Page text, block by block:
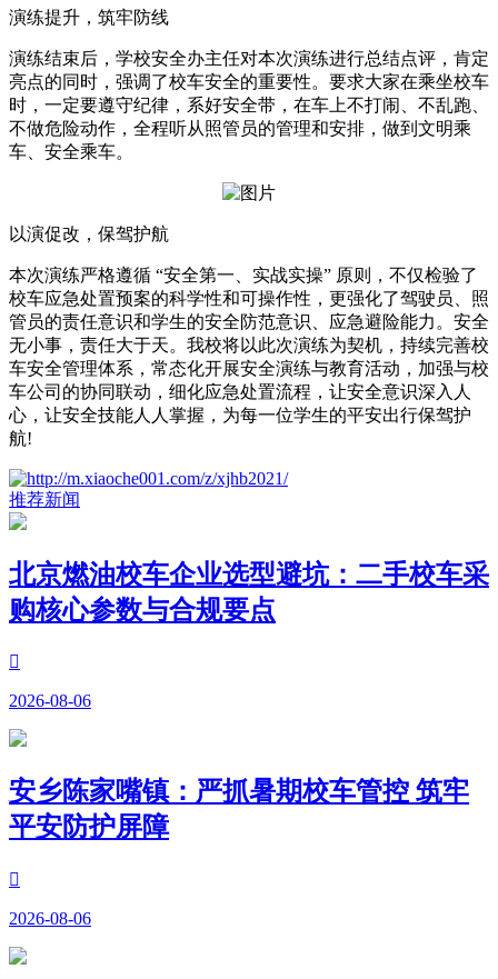
演练提升，筑牢防线
演练结束后，学校安全办主任对本次演练进行总结点评，肯定
亮点的同时，强调了校车安全的重要性。要求大家在乘坐校车
时，一定要遵守纪律，系好安全带，在车上不打闹、不乱跑、
不做危险动作，全程听从照管员的管理和安排，做到文明乘
车、安全乘车。
以演促改，保驾护航
本次演练严格遵循 “安全第一、实战实操” 原则，不仅检验了
校车应急处置预案的科学性和可操作性，更强化了驾驶员、照
管员的责任意识和学生的安全防范意识、应急避险能力。安全
无小事，责任大于天。我校将以此次演练为契机，持续完善校
车安全管理体系，常态化开展安全演练与教育活动，加强与校
车公司的协同联动，细化应急处置流程，让安全意识深入人
心，让安全技能人人掌握，为每一位学生的平安出行保驾护
航!
推荐新闻
北京燃油校车企业选型避坑：二手校车采
购核心参数与合规要点

2026-08-06
安乡陈家嘴镇：严抓暑期校车管控 筑牢
平安防护屏障

2026-08-06